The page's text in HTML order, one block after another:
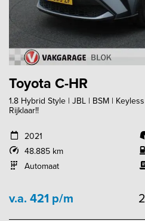
Toyota C-HR
1.8 Hybrid Style | JBL | BSM |
Rijklaar!!
2021
48.885 km
Automaat
v.a. 421 p/m